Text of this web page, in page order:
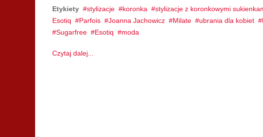
Etykiety stylizacje koronka stylizacje z koronkowymi
Esotiq
Parfois Joanna Jachowicz Milate ubrania dla kobiet
Sugarfree
Esotiq moda
Czytaj dalej...